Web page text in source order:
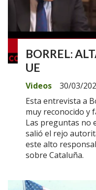
BORREL:
UE
Videos
30/03/
Esta entrevista a
muy reconocido y
Las preguntas no
salió el rejo
este alto
sobre Cataluña.